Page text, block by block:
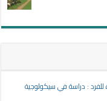
للفرد : دراسة في سيكولوجية